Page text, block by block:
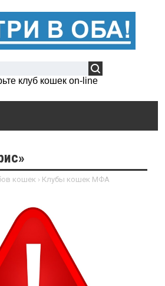
клуб кошек on-line
кошек › Клубы кошек МФА